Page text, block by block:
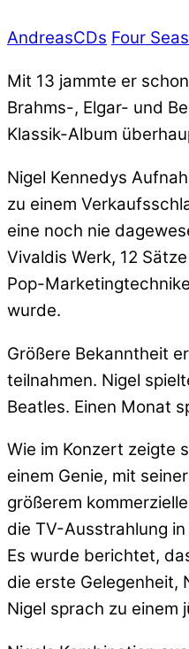
AndreasCDs Four
Mit 13 jammte er
Brahms-, Elgar- und
Klassik-Album
Nigel Kennedys
zu einem
eine noch nie
Vivaldis Werk, 12
Pop-
wurde.
Größere Bekanntheit
teilnahmen. Nigel
Beatles. Einen Monat
Wie im Konzert zeigte
einem Genie, mit
größerem
die TV-Ausstrahlung
Es wurde berichtet,
die erste Gelegenheit,
Nigel sprach zu einem